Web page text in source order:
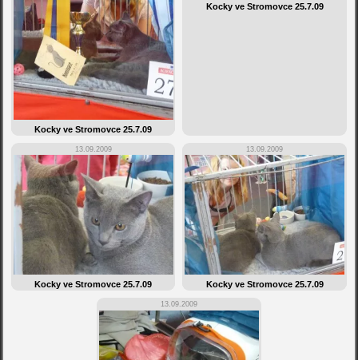
Kocky ve Stromovce 25.7.09
Kocky ve Stromovce 25.7.09
13.09.2009
Kocky ve Stromovce 25.7.09
13.09.2009
Kocky ve Stromovce 25.7.09
13.09.2009